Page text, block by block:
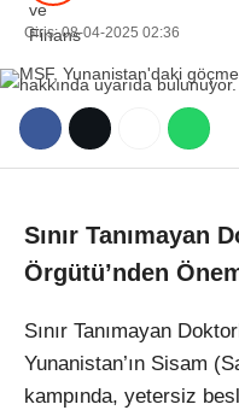
OTOMOBIL
Giriş: 08-04-2025 02:36
Sınır Tanımayan
Örgütü’nden
Sınır Tanımayan
Yunanistan’ın Sisam
kampında, yetersiz